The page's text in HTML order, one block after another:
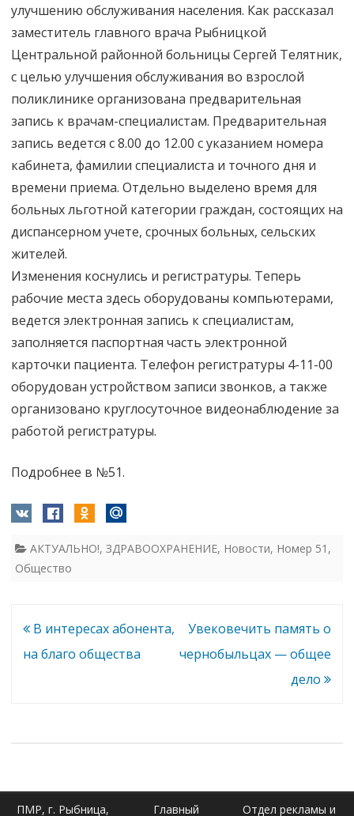
улучшению обслуживания населения. Как рассказал
заместитель главного врача Рыбницкой
Центральной районной больницы Сергей Телятник,
с целью улучшения обслуживания во взрослой
поликлинике организована предварительная
запись к врачам-специалистам. Предварительная
запись ведется с 8.00 до 12.00 с указанием номера
кабинета, фамилии специалиста и точного дня и
времени приема. Отдельно выделено время для
больных льготной категории граждан, состоящих на
диспансерном учете, срочных больных, сельских
жителей.
Изменения коснулись и регистратуры. Теперь
рабочие места здесь оборудованы компьютерами,
ведется электронная запись к специалистам,
заполняется паспортная часть электронной
карточки пациента. Телефон регистратуры 4-11-00
оборудован устройством записи звонков, а также
организовано круглосуточное видеонаблюдение за
работой регистратуры.
Подробнее в №51.
АКТУАЛЬНО!, ЗДРАВООХРАНЕНИЕ, Новости, Номер 51 ,
Общество
Навигация
по
В интересах абонента,
на благо общества
Увековечить память о
чернобыльцах — общее
дело
ПМР, г. Рыбница, Главный Отдел рекламы и